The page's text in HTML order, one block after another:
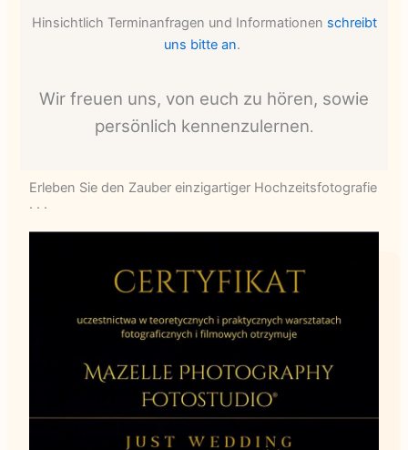
Hinsichtlich Terminanfragen und Informationen schreibt
uns bitte an.
Wir freuen uns, von euch zu hören, sowie
persönlich kennenzulernen.
Erleben Sie den Zauber einzigartiger Hochzeitsfotografie
. . .